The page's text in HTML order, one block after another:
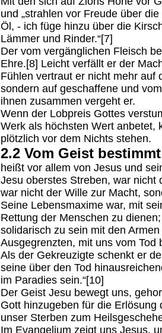
und „strahlen vor Freude über
Öl, - ich füge hinzu über die
Lämmer und Rinder.“[7]
Der vom vergänglichen Fleisch
Ehre.[8] Leicht verfällt er der
Fühlen vertraut er nicht mehr auf
sondern auf geschaffene und
ihnen zusammen vergeht er.
Wenn der Lobpreis Gottes
Werk als höchsten Wert anbetet,
plötzlich vor dem Nichts stehen.
2.2 Vom Geist
heißt vor allem von Jesus und
Jesu oberstes Streben, war nicht
war nicht der Wille zur Macht,
Seine Lebensmaxime war, mit
Rettung der Menschen zu dienen;
solidarisch zu sein mit den
Ausgegrenzten, mit uns vom
Als der Gekreuzigte schenkt er
seine über den Tod
im Paradies sein.“[10]
Der Geist Jesu bewegt uns,
Gott hinzugeben für die
unser Sterben zum
Im Evangelium zeigt uns Jesus,